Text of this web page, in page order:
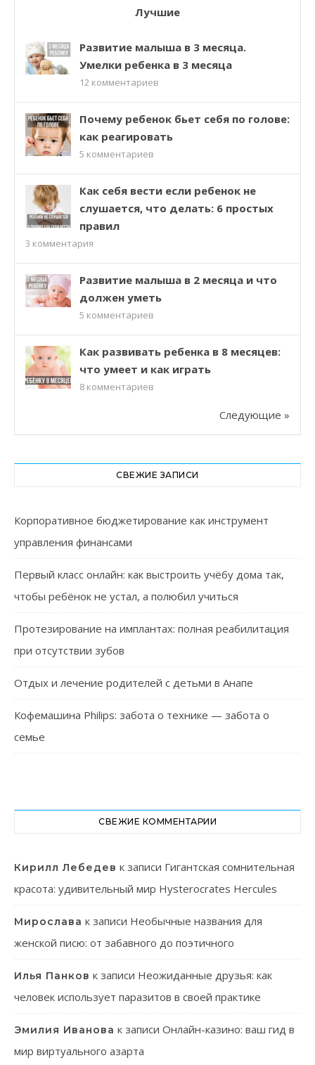
Лучшие
Развитие малыша в 3 месяца.
Умелки ребенка в 3 месяца
12 комментариев
Почему ребенок бьет себя по голове:
как реагировать
5 комментариев
Как себя вести если ребенок не
слушается, что делать: 6 простых
правил
3 комментария
Развитие малыша в 2 месяца и что
должен уметь
5 комментариев
Как развивать ребенка в 8 месяцев:
что умеет и как играть
8 комментариев
Следующие »
СВЕЖИЕ ЗАПИСИ
Корпоративное бюджетирование как инструмент
управления финансами
Первый класс онлайн: как выстроить учёбу дома так,
чтобы ребёнок не устал, а полюбил учиться
Протезирование на имплантах: полная реабилитация
при отсутствии зубов
Отдых и лечение родителей с детьми в Анапе
Кофемашина Philips: забота о технике — забота о
семье
СВЕЖИЕ КОММЕНТАРИИ
Кирилл Лебедев к записи Гигантская сомнительная
красота: удивительный мир Hysterocrates Hercules
Мирослава к записи Необычные названия для
женской писю: от забавного до поэтичного
Илья Панков к записи Неожиданные друзья: как
человек использует паразитов в своей практике
Эмилия Иванова к записи Онлайн-казино: ваш гид в
мир виртуального азарта